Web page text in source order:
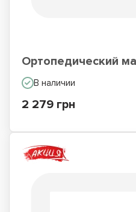
Ортопедический
В наличии
2 279 грн